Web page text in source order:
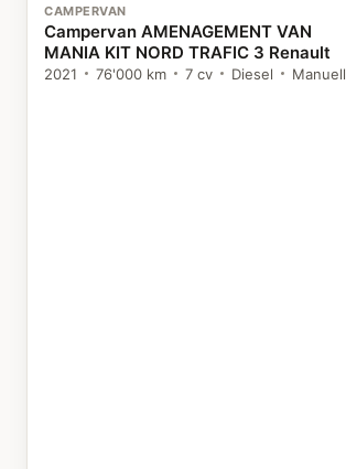
CAMPERVAN
Campervan AMENAGEMENT VAN
MANIA KIT NORD TRAFIC 3 Renault
2021 76'000 km 7 cv Diesel Manuell